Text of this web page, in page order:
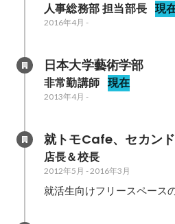
人事総務部 担当部長 現
2016年4月 -
日本大学藝術学部
非常勤講師 現在
2013年4月 -
就トモCafe、セカン
店長＆校長
2012年5月 -2016年3月
就活生向けフリースペース